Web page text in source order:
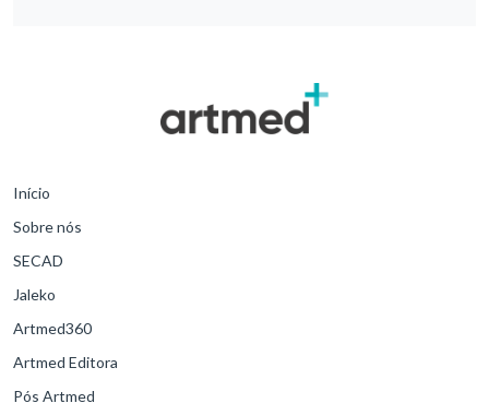
Início
Sobre nós
SECAD
Jaleko
Artmed360
Artmed Editora
Pós Artmed